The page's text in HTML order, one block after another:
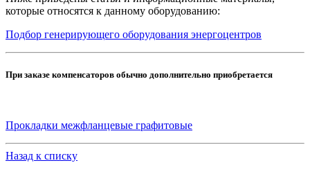
которые относятся к данному оборудованию:
Подбор генерирующего оборудования энергоцентров
При заказе компенсаторов обычно дополнительно приобретается
Прокладки межфланцевые графитовые
Назад к списку